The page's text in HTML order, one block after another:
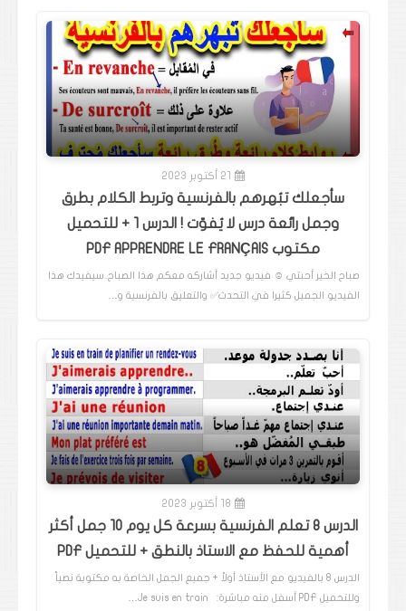
21 أكتوبر 2023
سأجعلك تبُهرهم بالفرنسية وتربط الكلام بطرق
وجمل رائعة درس لا يُفوّت ! الدرس 1 + للتحميل
مكتوب PDF APPRENDRE LE FRANÇAIS
صباح الخير أحبتي ☺️ فيديو جديد أشاركه معكم هذا الصباح..سيفيدك هذا
الفيديو الجميل كثيرا في التحدث✅️ والتعليق بالفرنسية و…
18 أكتوبر 2023
الدرس 8 تعلم الفرنسية بسرعة كل يوم 10 جمل أكثر
أهمية للحفظ مع الاستاذ بالنطق + للتحميل PDF
الدرس 8 بالفيديو مع الأستاذ أولاً + جميع الجمل الخاصة به مكتوبة نصياً
وللتحميل PDF أسفل منه مباشرة: Je suis en train…